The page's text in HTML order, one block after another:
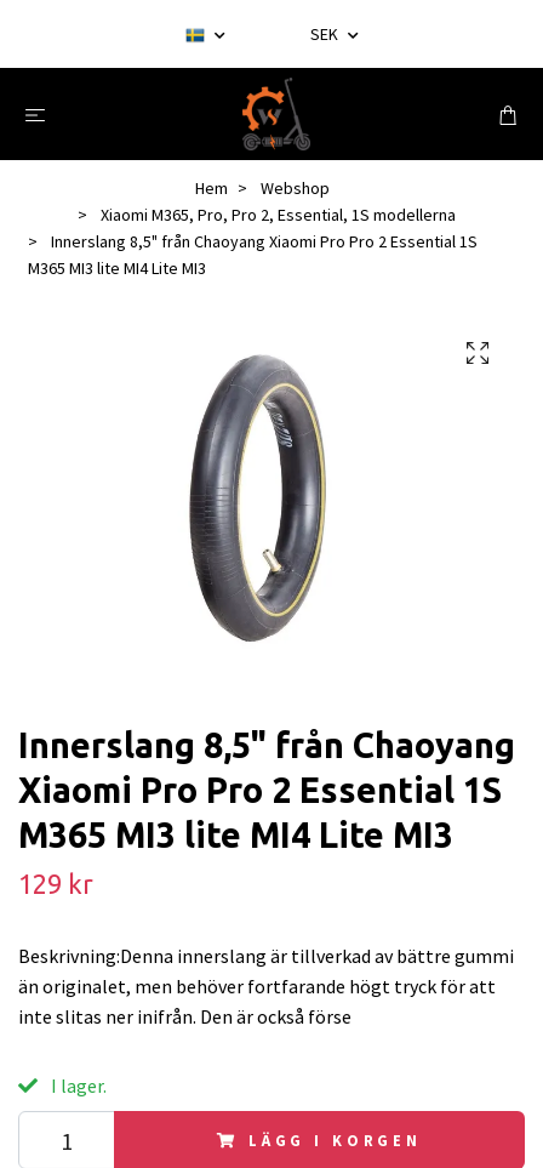
SEK
Hem
Webshop
Xiaomi M365, Pro, Pro 2, Essential, 1S modellerna
Innerslang 8,5" från Chaoyang Xiaomi Pro Pro 2 Essential 1S
M365 MI3 lite MI4 Lite MI3
Innerslang 8,5" från Chaoyang
Xiaomi Pro Pro 2 Essential 1S
M365 MI3 lite MI4 Lite MI3
129 kr
Beskrivning:Denna innerslang är tillverkad av bättre gummi
än originalet, men behöver fortfarande högt tryck för att
inte slitas ner inifrån. Den är också förse
I lager.
LÄGG I KORGEN